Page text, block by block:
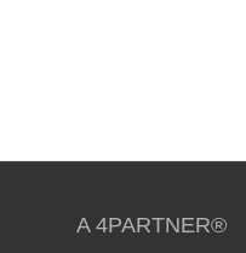
A 4PARTNER®